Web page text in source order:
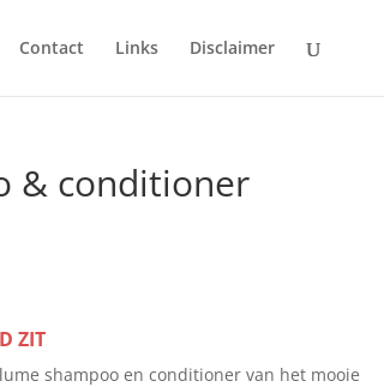
Contact Links Disclaimer
& conditioner
ZIT
shampoo en conditioner van het mooie